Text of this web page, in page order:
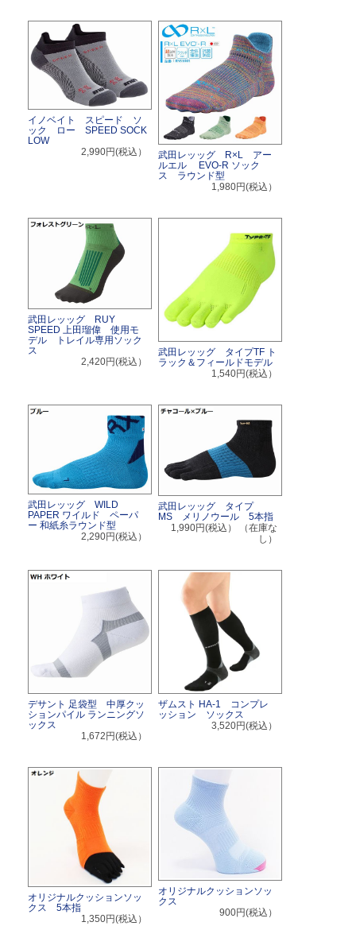
イノベイト スピード ソ
ック ロー SPEED SOCK
LOW
2,990円(税込）
武田レッッグ R×L アー
ルエル EVO-R ソック
ス ラウンド型
1,980円(税込）
武田レッッグ RUY
SPEED 上田瑠偉 使用モ
デル トレイル専用ソック
ス
2,420円(税込）
武田レッッグ タイプTF ト
ラック＆フィールドモデル
1,540円(税込）
武田レッッグ WILD
PAPER ワイルド ペーパ
ー 和紙糸ラウンド型
2,290円(税込）
武田レッッグ タイプ
MS メリノウール 5本指
1,990円(税込）
（在庫な
し）
デサント 足袋型 中厚クッ
ションパイル ランニングソ
ックス
1,672円(税込）
ザムスト HA-1 コンプレ
ッション ソックス
3,520円(税込）
オリジナルクッションソッ
クス 5本指
1,350円(税込）
オリジナルクッションソッ
クス
900円(税込）